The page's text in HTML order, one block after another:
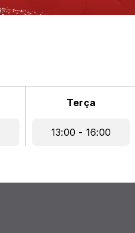
Terça
13:00 - 16:00